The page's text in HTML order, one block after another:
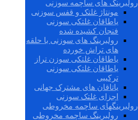
رولبرینگ های ساچمه سوزنی
مونتاژ غلتک و قفس سوزنی
یاطاقان غلتکی سوزنی
فنجان کشیده شده
رولبرینگ های سوزنی با حلقه
های تراش خورده
یاطاقان غلتکی سوزن تراز
یاطاقان غلتکی سوزنی
ترکیبی
یاتاقان های مشترک جهانی
اجزای غلتک سوزنی
رولبرینگهای ساچمه مخروطی
رولبرینگ ساچمه مخروطی